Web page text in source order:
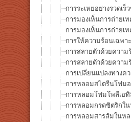
การระเหยอย่างรวดเ
การมองเห็นการถ่ายเ
การมองเห็นการถ่ายเ
การให้ความร้อนเฉพา
การสลายตัวด้วยความ
การสลายตัวด้วยความ
การเปลี่ยนแปลงทางค
การหลอมสไตรีนโฟมอ
การหลอมโฟมโพลีเอทิ
การหลอมกรดซิตริกใ
การหลอมสารส้มในห